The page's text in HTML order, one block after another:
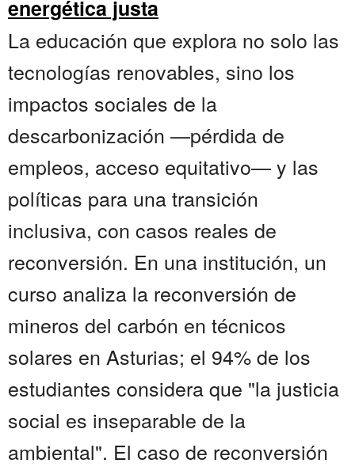
energética justa
La educación que explora no solo las
tecnologías renovables, sino los
impactos sociales de la
descarbonización —pérdida de
empleos, acceso equitativo— y las
políticas para una transición
inclusiva, con casos reales de
reconversión. En una institución, un
curso analiza la reconversión de
mineros del carbón en técnicos
solares en Asturias; el 94% de los
estudiantes considera que "la justicia
social es inseparable de la
ambiental". El caso de reconversión